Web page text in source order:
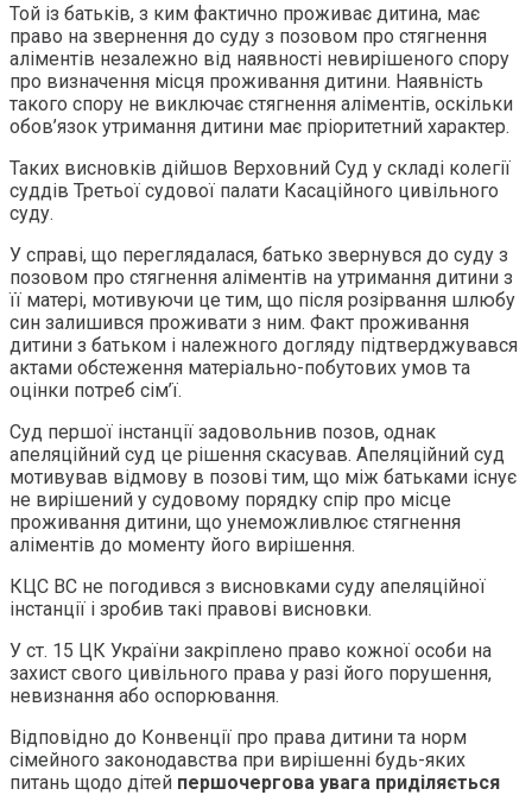
Той із батьків, з ким фактично проживає дитина, має
право на звернення до суду з позовом про стягнення
аліментів незалежно від наявності невирішеного спору
про визначення місця проживання дитини. Наявність
такого спору не виключає стягнення аліментів, оскільки
обов’язок утримання дитини має пріоритетний характер.
Таких висновків дійшов Верховний Суд у складі колегії
суддів Третьої судової палати Касаційного цивільного
суду.
У справі, що переглядалася, батько звернувся до суду з
позовом про стягнення аліментів на утримання дитини з
її матері, мотивуючи це тим, що після розірвання шлюбу
син залишився проживати з ним. Факт проживання
дитини з батьком і належного догляду підтверджувався
актами обстеження матеріально-побутових умов та
оцінки потреб сім’ї.
Суд першої інстанції задовольнив позов, однак
апеляційний суд це рішення скасував. Апеляційний суд
мотивував відмову в позові тим, що між батьками існує
не вирішений у судовому порядку спір про місце
проживання дитини, що унеможливлює стягнення
аліментів до моменту його вирішення.
КЦС ВС не погодився з висновками суду апеляційної
інстанції і зробив такі правові висновки.
У ст. 15 ЦК України закріплено право кожної особи на
захист свого цивільного права у разі його порушення,
невизнання або оспорювання.
Відповідно до Конвенції про права дитини та норм
сімейного законодавства при вирішенні будь-яких
питань щодо дітей першочергова увага приділяється